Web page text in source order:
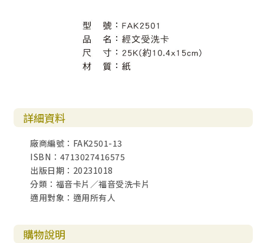
詳細資料
廠商編號：FAK2501-13
ISBN：4713027416575
出版日期：20231018
分類：福音卡片／福音受洗卡片
適用對象：適用所有人
購物說明